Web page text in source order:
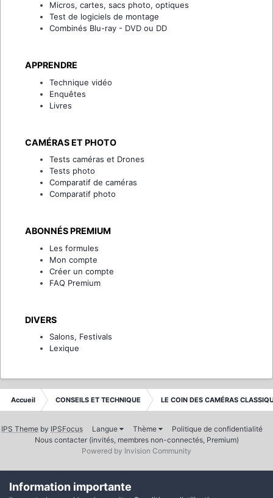
Micros, cartes, sacs photo, optiques
Test de logiciels de montage
Combinés Blu-ray - DVD ou DD
APPRENDRE
Technique vidéo
Enquêtes
Livres
CAMÉRAS ET PHOTO
Tests caméras et Drones
Tests photo
Comparatif de caméras
Comparatif photo
ABONNÉS PREMIUM
Les formules
Mon compte
Créer un compte
FAQ Premium
DIVERS
Salons, Festivals
Lexique
Accueil CONSEILS ET TECHNIQUE LE COIN DES CAMÉRAS
IPS Theme by IPSFocus Langue Thème
Politique de confidentialité
Nous contacter (invités, membres non-connectés, Premium)
Powered by Invision Community
Information importante